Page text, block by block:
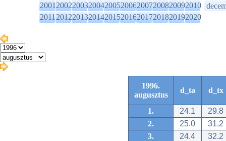
2001200220032004200520062007200820092010
2011201220132014201520162017201820192020
1996.
augusztus
d_ta d_tx
1. 24.1
29.8
2.
25.0
31.2
3.
24.4
32.2